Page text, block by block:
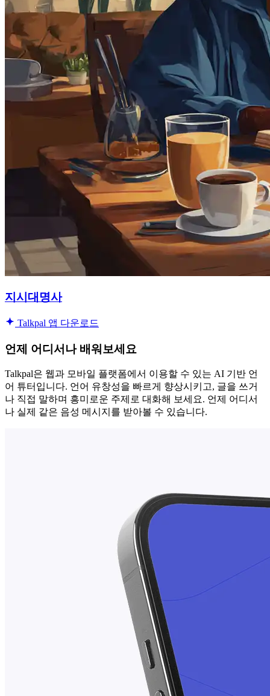
지시대명사
Talkpal 앱 다운로드
언제 어디서나 배워보세요
Talkpal은 웹과 모바일 플랫폼에서 이용할 수 있는 AI 기반 언
어 튜터입니다. 언어 유창성을 빠르게 향상시키고, 글을 쓰거
나 직접 말하며 흥미로운 주제로 대화해 보세요. 언제 어디서
나 실제 같은 음성 메시지를 받아볼 수 있습니다.